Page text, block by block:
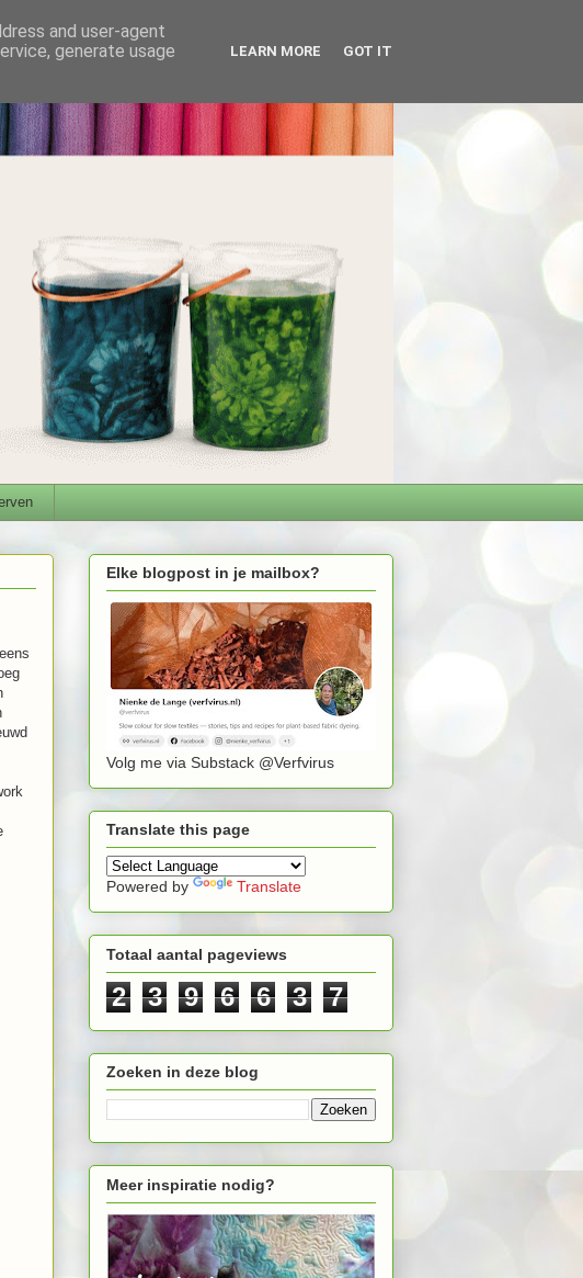
Elke blogpost in je mailbox?
Volg me via Substack @Verfvirus
Translate this page
Powered by Translate
Totaal aantal pageviews
2 3 9 6 6 3 7
Zoeken in deze blog
Meer inspiratie nodig?
and user-agent
generate usage
LEARN MORE GOT IT